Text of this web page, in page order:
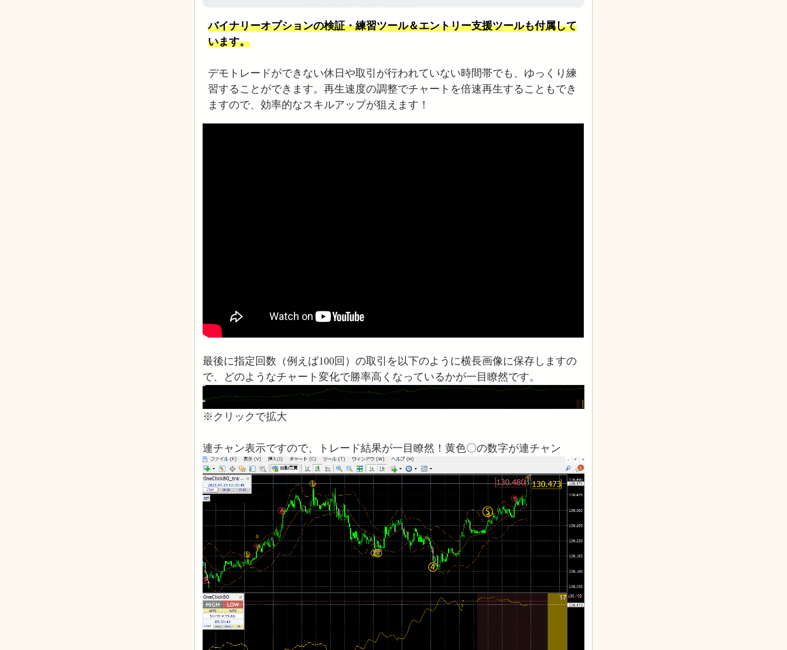
バイナリーオプションの検証・練習ツール＆エントリー支援ツールも付属して
います。
デモトレードができない休日や取引が行われていない時間帯でも、ゆっくり練
習することができます。再生速度の調整でチャートを倍速再生することもでき
ますので、効率的なスキルアップが狙えます！
最後に指定回数（例えば100回）の取引を以下のように横長画像に保存しますの
で、どのようなチャート変化で勝率高くなっているかが一目瞭然です。
※クリックで拡大
連チャン表示ですので、トレード結果が一目瞭然！黄色〇の数字が連チャン